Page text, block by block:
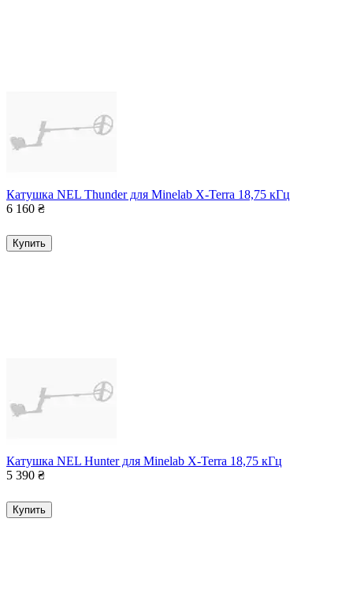
Катушка NEL Thunder для Minelab X-Terra 18,75 кГц
6 160 ₴
Купить
Катушка NEL Hunter для Minelab X-Terra 18,75 кГц
5 390 ₴
Купить